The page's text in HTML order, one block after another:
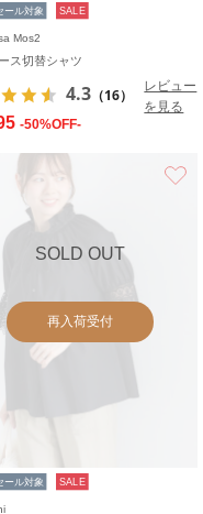
ール対象 SALE
Mos2
ス切替シャツ
4.3 （16）
レビュー
を見る
-50%OFF-
SOLD OUT
再入荷受付
ール対象 SALE